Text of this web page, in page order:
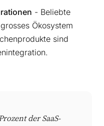
- Beliebte
Ökosystem
sind
der SaaS-